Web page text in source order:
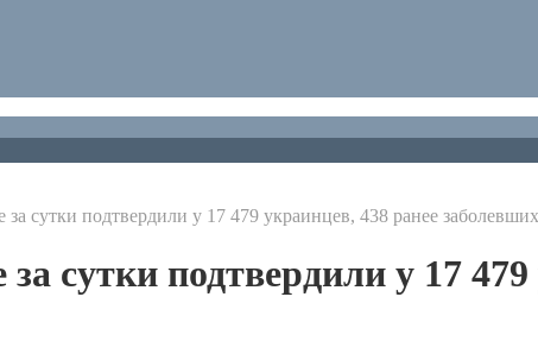
сутки подтвердили у 17 479 украинцев, 438 ранее
сутки подтвердили у 17